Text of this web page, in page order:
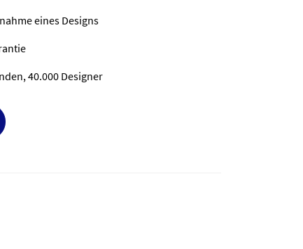
eines Designs
40.000 Designer